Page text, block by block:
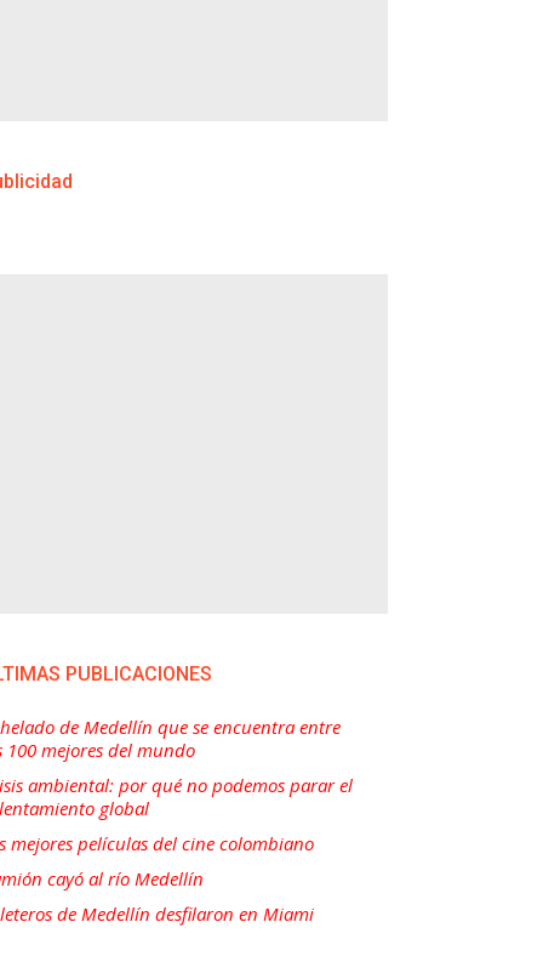
PUBLICACIONES
de Medellín que se encuentra entre
100 mejores del mundo
ambiental: por qué no podemos parar el
global
mejores películas del cine colombiano
cayó al río Medellín
de Medellín desfilaron en Miami